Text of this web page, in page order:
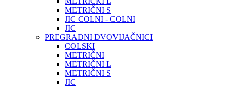
METRIČNI S
JIC COLNI - COLNI
JIC
PREGRADNI DVOVIJAČNICI
COLSKI
METRIČNI
METRIČNI L
METRIČNI S
JIC